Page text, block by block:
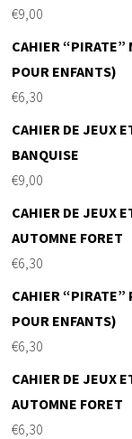
€9,00
CAHIER “PIRATE”
POUR ENFANTS)
€6,30
CAHIER DE JEUX
BANQUISE
€9,00
CAHIER DE JEUX
AUTOMNE FORET
€6,30
CAHIER “PIRATE”
POUR ENFANTS)
€6,30
CAHIER DE JEUX
AUTOMNE FORET
€6,30